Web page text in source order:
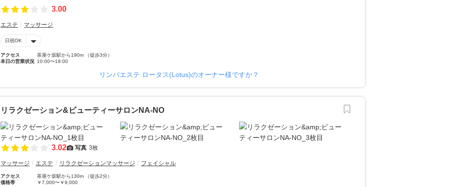
3.00
エステ マッサージ
日祝OK
アクセス
茶屋ケ坂駅から190m （徒歩3分）
本日の営業状況 10:00〜19:00
リンパエステ ロータス(Lotus)のオーナー様ですか？
リラクゼーション&ビューティーサロンNA-NO
3.02 写真 3枚
マッサージ エステ リラクゼーションマッサージ フェイシャル
アクセス
茶屋ケ坂駅から130m （徒歩2分）
価格帯
￥7,000〜￥9,000